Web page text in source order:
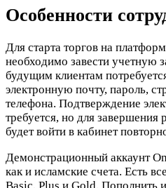
Особенности
Для старта торгов на
необходимо завести учетную
будущим клиентам
электронную почту, пароль,
телефона. Подтверждение
требуется, но для завершения
будет войти в кабинет
Демонстрационный аккаунт
как и исламские счета. Есть